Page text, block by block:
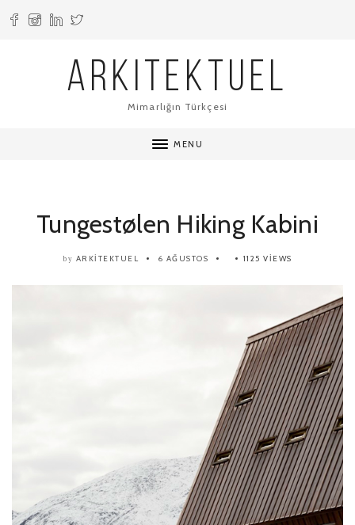
ARKITEKTUEL
Mimarlığın Türkçesi
MENU
Tungestølen Hiking Kabini
by ARKITEKTUEL 6 AĞUSTOS 1125 VIEWS